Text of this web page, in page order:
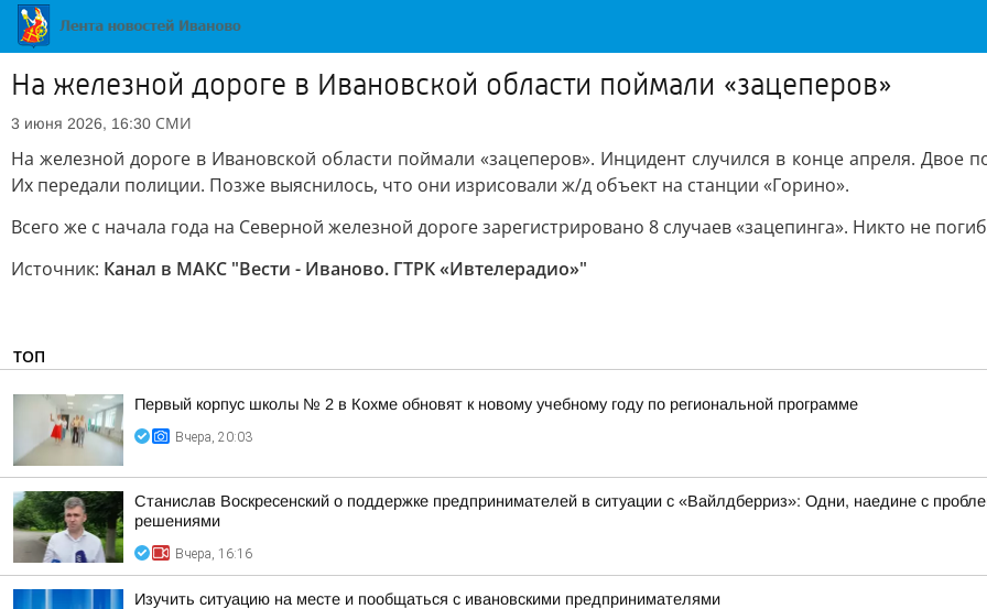
На железной дороге в Ивановской области поймали «зацеперов»
3 июня 2026, 16:30 СМИ
На железной дороге в Ивановской области поймали «зацеперов». Инцидент случился в конце апреля. Двое
Их передали полиции. Позже выяснилось, что они изрисовали ж/д объект на станции «Горино».
Всего же с начала года на Северной железной дороге зарегистрировано 8 случаев «зацепинга». Никто не
Источник: Канал в МАКС "Вести - Иваново. ГТРК «Ивтелерадио»"
ТОП
Первый корпус школы № 2 в Кохме обновят к новому учебному году по региональной программе
Вчера, 20:03
Станислав Воскресенский о поддержке предпринимателей в ситуации с «Вайлдберриз»: Одни, наедине с
решениями
Вчера, 16:16
Изучить ситуацию на месте и пообщаться с ивановскими предпринимателями